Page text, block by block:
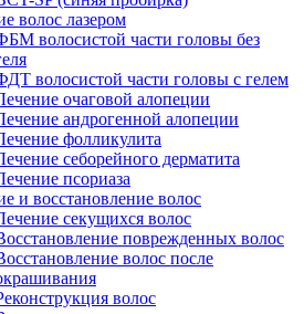
волос лазером
волосистой части головы без
волосистой части головы с гелем
очаговой алопеции
андрогенной алопеции
фолликулита
себорейного дерматита
псориаза
и восстановление волос
секущихся волос
поврежденных волос
волос после
волос